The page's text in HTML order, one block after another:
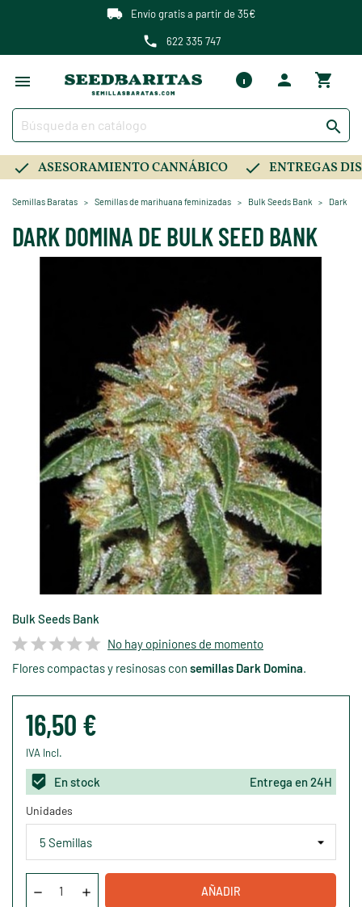
Envío gratis a partir de 35€
622 335 747

ASESORAMIENTO CANNÁBICO ENTREGAS
Semillas Baratas Semillas de marihuana feminizadas Bulk Seeds Bank Dark
DARK DOMINA DE BULK SEED BANK
Bulk Seeds Bank
No hay opiniones de momento
Flores compactas y resinosas con semillas Dark Domina.
16,50 €
IVA Incl.
En stock Entrega en 24H
Unidades
AÑADIR